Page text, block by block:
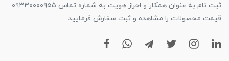
ثبت نام به عنوان همکار و احراز هویت به شماره تماس ۰۹۳۳۰۰۰۰۹۵۵
قیمت محصولات را مشاهده و ثبت سفارش فرمایید.